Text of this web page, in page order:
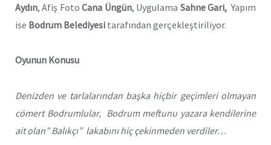
Aydın, Afiş FotoCana Üngün, Uygulama Sahne Gari, Yapım
ise Bodrum Belediyesi tarafından gerçekleştiriliyor.
Oyunun Konusu
Denizden ve tarlalarından başka hiçbir geçimleri olmayan
cömert Bodrumlular, Bodrum meftunu yazara kendilerine
ait olan” Balıkçı” lakabını hiç çekinmeden verdiler…